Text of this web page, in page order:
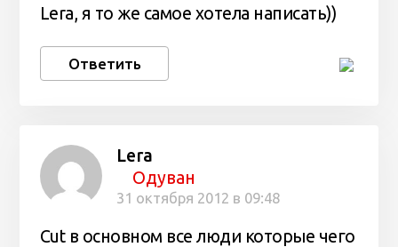
Lera, я то же самое хотела написать))
Ответить
Lera
Одуван
31 октября 2012 в 09:48
Cut в основном все люди которые чего